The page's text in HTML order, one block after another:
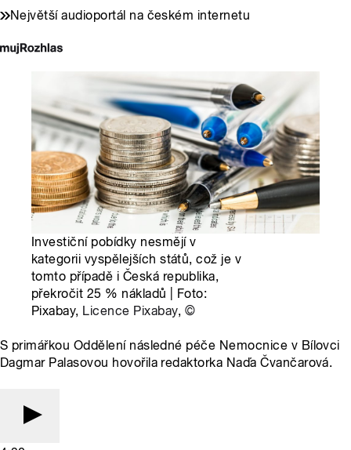
Největší audioportál na českém internetu
Investiční pobídky nesmějí v
kategorii vyspělejších států, což je v
tomto případě i Česká republika,
překročit 25 % nákladů | Foto:
Pixabay, Licence Pixabay, ©
S primářkou Oddělení následné péče Nemocnice v Bílovci
Dagmar Palasovou hovořila redaktorka Naďa Čvančarová.